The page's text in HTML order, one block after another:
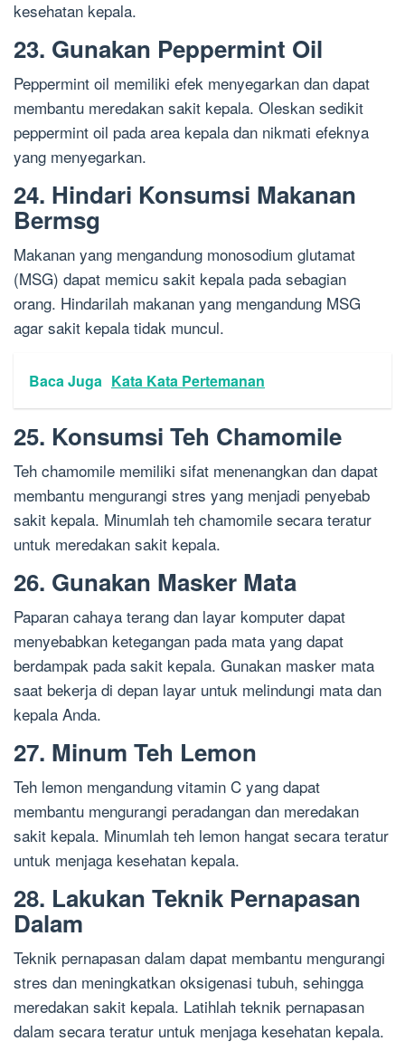
kesehatan kepala.
23. Gunakan Peppermint Oil
Peppermint oil memiliki efek menyegarkan dan dapat
membantu meredakan sakit kepala. Oleskan sedikit
peppermint oil pada area kepala dan nikmati efeknya
yang menyegarkan.
24. Hindari Konsumsi Makanan
Bermsg
Makanan yang mengandung monosodium glutamat
(MSG) dapat memicu sakit kepala pada sebagian
orang. Hindarilah makanan yang mengandung MSG
agar sakit kepala tidak muncul.
Baca Juga Kata Kata Pertemanan
25. Konsumsi Teh Chamomile
Teh chamomile memiliki sifat menenangkan dan dapat
membantu mengurangi stres yang menjadi penyebab
sakit kepala. Minumlah teh chamomile secara teratur
untuk meredakan sakit kepala.
26. Gunakan Masker Mata
Paparan cahaya terang dan layar komputer dapat
menyebabkan ketegangan pada mata yang dapat
berdampak pada sakit kepala. Gunakan masker mata
saat bekerja di depan layar untuk melindungi mata dan
kepala Anda.
27. Minum Teh Lemon
Teh lemon mengandung vitamin C yang dapat
membantu mengurangi peradangan dan meredakan
sakit kepala. Minumlah teh lemon hangat secara teratur
untuk menjaga kesehatan kepala.
28. Lakukan Teknik Pernapasan
Dalam
Teknik pernapasan dalam dapat membantu mengurangi
stres dan meningkatkan oksigenasi tubuh, sehingga
meredakan sakit kepala. Latihlah teknik pernapasan
dalam secara teratur untuk menjaga kesehatan kepala.